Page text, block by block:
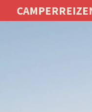
direct